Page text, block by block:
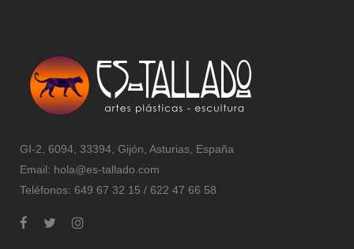
GI-2, 6094, 33394, Gijón, Asturias, España
Email: hola@es-tallado.com
Teléfonos: 649 67 32 15 / 622 47 66 58